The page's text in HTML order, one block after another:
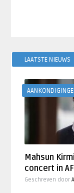
LAATSTE NIEUWS
Mahsun
concert in
Geschreven door